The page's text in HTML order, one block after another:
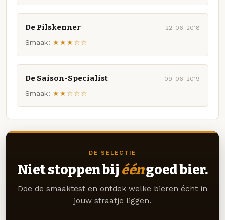
De Pilskenner 22-06-2018
Smaak: ★★★☆☆
De Saison-Specialist 09-06-2019
Smaak: ★★☆☆☆
DE SELECTIE
Niet stoppen bij ééngoed bier.
Doe de smaaktest en ontdek welke bieren écht in
jouw straatje liggen.